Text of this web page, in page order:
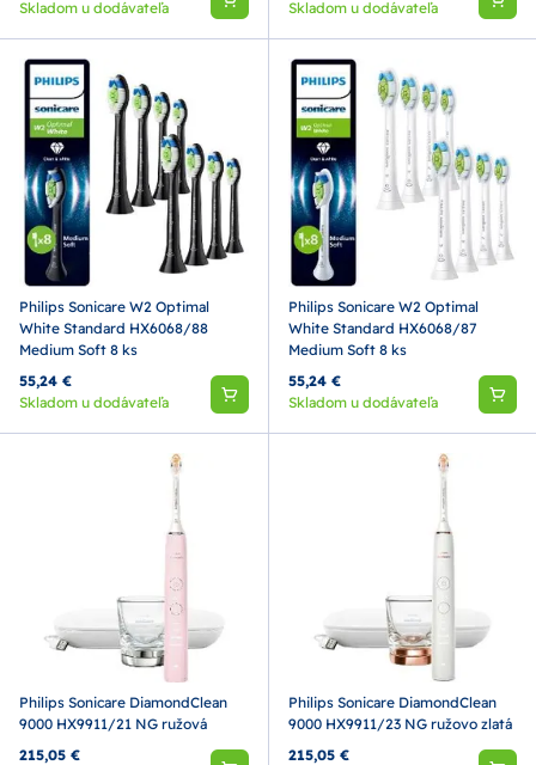
Skladom u dodávateľa Skladom u dodávateľa
Philips Sonicare W2 Optimal
White Standard HX6068/88
Medium Soft 8 ks
55,24 €
Skladom u dodávateľa
Philips Sonicare W2 Optimal
White Standard HX6068/87
Medium Soft 8 ks
55,24 €
Skladom u dodávateľa
Philips Sonicare DiamondClean
9000 HX9911/21 NG ružová
215,05 €
Philips Sonicare DiamondClean
9000 HX9911/23 NG ružovo zlatá
215,05 €